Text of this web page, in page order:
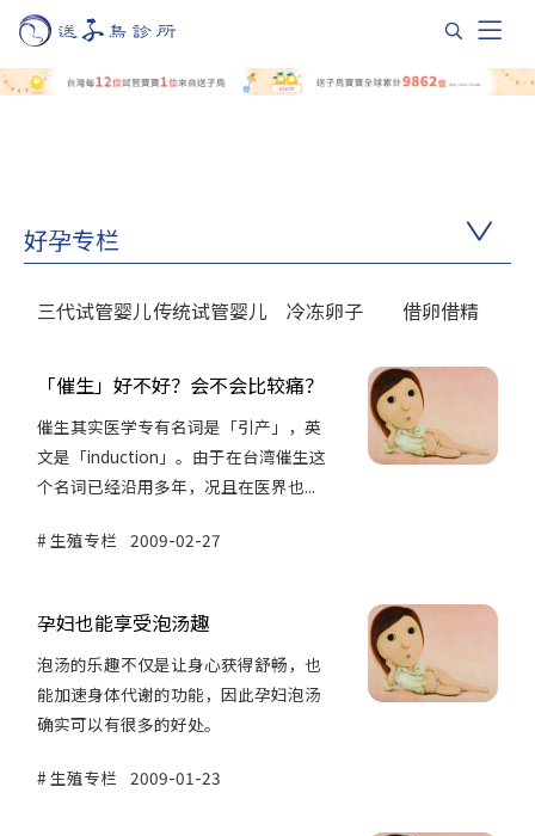
好孕专栏
三代试管婴儿传统试管婴儿 冷冻卵子 借卵借精
「催生」好不好？会不会比较痛？
催生其实医学专有名词是「引产」，英
文是「induction」。由于在台湾催生这
个名词已经沿用多年，况且在医界也...
生殖专栏 2009-02-27
孕妇也能享受泡汤趣
泡汤的乐趣不仅是让身心获得舒畅，也
能加速身体代谢的功能，因此孕妇泡汤
确实可以有很多的好处。
生殖专栏 2009-01-23